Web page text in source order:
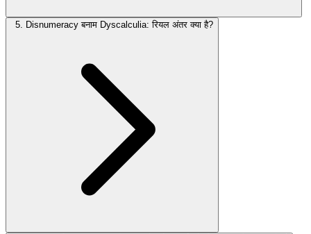
5. Disnumeracy बनाम Dyscalculia: रियल अंतर क्या है?